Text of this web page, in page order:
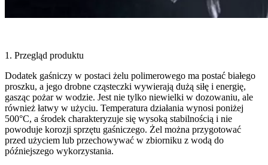
1. Przegląd produktu
Dodatek gaśniczy w postaci żelu polimerowego ma postać białego
proszku, a jego drobne cząsteczki wywierają dużą siłę i energię,
gasząc pożar w wodzie. Jest nie tylko niewielki w dozowaniu, ale
również łatwy w użyciu. Temperatura działania wynosi poniżej
500°C, a środek charakteryzuje się wysoką stabilnością i nie
powoduje korozji sprzętu gaśniczego. Żel można przygotować
przed użyciem lub przechowywać w zbiorniku z wodą do
późniejszego wykorzystania.